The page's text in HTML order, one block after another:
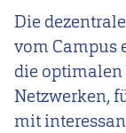
Die
vom Campus
die optimalen
Netzwerken,
mit